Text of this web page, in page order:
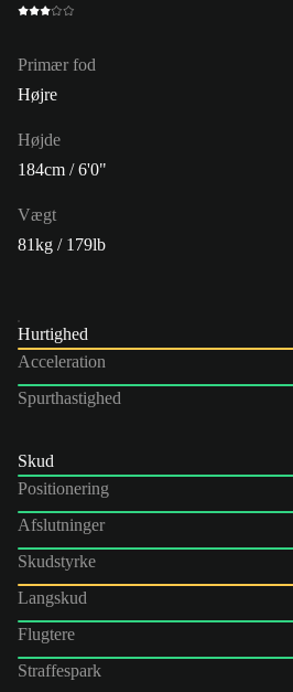
Primær fod
Højre
Højde
184cm / 6'0"
Vægt
81kg / 179lb
Hurtighed
Acceleration
Spurthastighed
Skud
Positionering
Afslutninger
Skudstyrke
Langskud
Flugtere
Straffespark